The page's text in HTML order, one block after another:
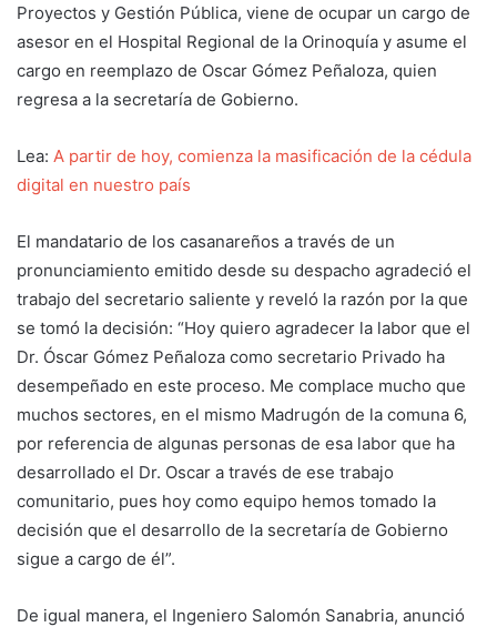
Proyectos y Gestión Pública, viene de ocupar un cargo de
asesor en el Hospital Regional de la Orinoquía y asume el
cargo en reemplazo de Oscar Gómez Peñaloza, quien
regresa a la secretaría de Gobierno.
Lea: A partir de hoy, comienza la masificación de la cédula
digital en nuestro país
El mandatario de los casanareños a través de un
pronunciamiento emitido desde su despacho agradeció el
trabajo del secretario saliente y reveló la razón por la que
se tomó la decisión: “Hoy quiero agradecer la labor que el
Dr. Óscar Gómez Peñaloza como secretario Privado ha
desempeñado en este proceso. Me complace mucho que
muchos sectores, en el mismo Madrugón de la comuna 6,
por referencia de algunas personas de esa labor que ha
desarrollado el Dr. Oscar a través de ese trabajo
comunitario, pues hoy como equipo hemos tomado la
decisión que el desarrollo de la secretaría de Gobierno
sigue a cargo de él”.
De igual manera, el Ingeniero Salomón Sanabria, anunció